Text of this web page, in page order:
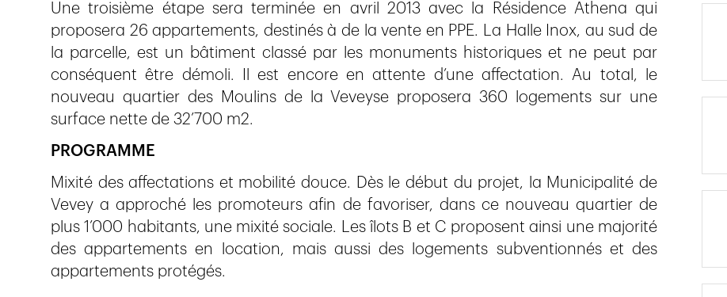
Une troisième étape sera terminée en avril 2013 avec la Résidence Athena qui
proposera 26 appartements, destinés à de la vente en PPE. La Halle Inox, au sud de
la parcelle, est un bâtiment classé par les monuments historiques et ne peut par
conséquent être démoli. Il est encore en attente d’une affectation. Au total, le
nouveau quartier des Moulins de la Veveyse proposera 360 logements sur une
surface nette de 32’700 m2.
PROGRAMME
Mixité des affectations et mobilité douce. Dès le début du projet, la Municipalité de
Vevey a approché les promoteurs afin de favoriser, dans ce nouveau quartier de
plus 1’000 habitants, une mixité sociale. Les îlots B et C proposent ainsi une majorité
des appartements en location, mais aussi des logements subventionnés et des
appartements protégés.